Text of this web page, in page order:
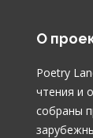
Poetry
чтения и
собраны